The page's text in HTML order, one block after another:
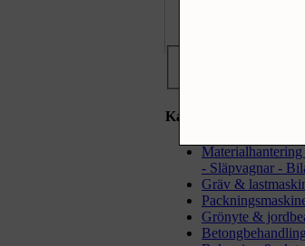
Kategorier
- Släpvagnar -
Gräv &
Grönyte &